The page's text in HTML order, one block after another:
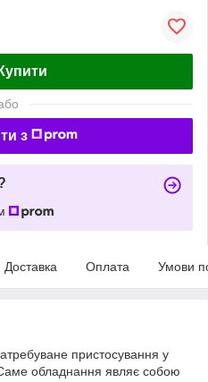
Купити
з
Доставка Оплата Умови
пристосування у
Саме обладнання являє собою